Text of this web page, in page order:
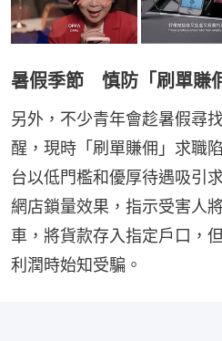
暑假季節 慎防「刷單賺
另外，不少青年會趁暑假尋
醒，現時「刷單賺佣」求職
台以低門檻和優厚待遇吸引
網店鎖量效果，指示受害人
車，將貨款存入指定戶口，
利潤時始知受騙。